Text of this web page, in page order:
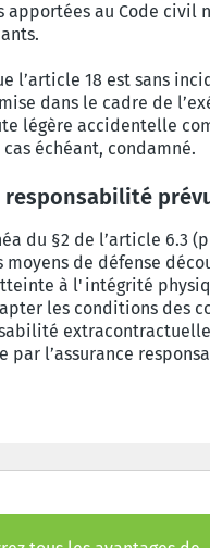
apportées au Code civil
l’article 18 est sans
dans le cadre de
légère accidentelle
échéant, condamné.
du §2 de l’article 6.3
moyens de défense
à l'intégrité
les conditions des
par l’assurance